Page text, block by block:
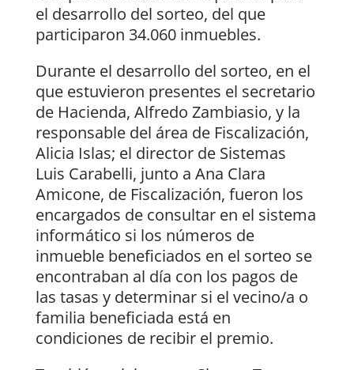
el desarrollo del sorteo, del que
participaron 34.060 inmuebles.
Durante el desarrollo del sorteo, en el
que estuvieron presentes el secretario
de Hacienda, Alfredo Zambiasio, y la
responsable del área de Fiscalización,
Alicia Islas; el director de Sistemas
Luis Carabelli, junto a Ana Clara
Amicone, de Fiscalización, fueron los
encargados de consultar en el sistema
informático si los números de
inmueble beneficiados en el sorteo se
encontraban al día con los pagos de
las tasas y determinar si el vecino/a o
familia beneficiada está en
condiciones de recibir el premio.